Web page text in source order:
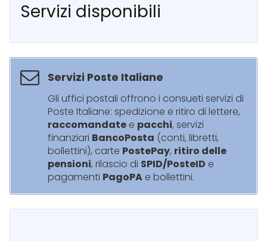
Servizi disponibili
Servizi Poste Italiane
Gli uffici postali offrono i consueti servizi di
Poste Italiane: spedizione e ritiro di lettere,
raccomandate e pacchi, servizi
finanziari BancoPosta (conti, libretti,
bollettini), carte PostePay, ritiro delle
pensioni, rilascio di SPID/PosteID e
pagamenti PagoPA e bollettini.